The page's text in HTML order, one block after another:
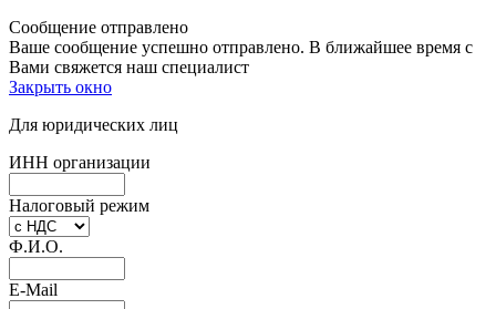
Сообщение отправлено
Ваше сообщение успешно отправлено. В ближайшее время с
Вами свяжется наш специалист
Закрыть окно
Для юридических лиц
ИНН организации
Налоговый режим
Ф.И.О.
E-Mail